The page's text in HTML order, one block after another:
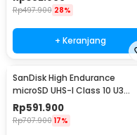
Rp497.900 28%
+ Keranjang
SanDisk High Endurance
microSD UHS-I Class 10 U3
100MB/s 128GB - SDSQQNR
Rp591.900
Rp707.900 17%